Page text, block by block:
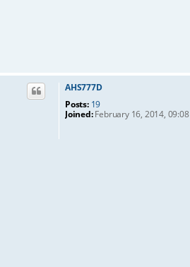
AHS777D
Posts: 19
Joined:February 16, 2014, 09:08